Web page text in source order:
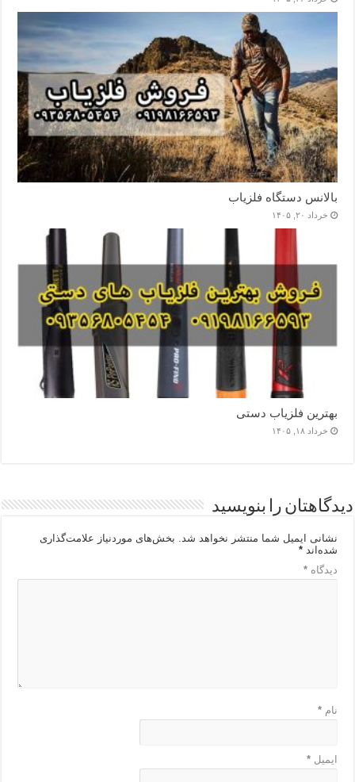
بالانس دستگاه فلزیاب
خرداد ۲۰, ۱۴۰۵
بهترین فلزیاب دستی
خرداد ۱۸, ۱۴۰۵
دیدگاهتان را بنویسید
نشانی ایمیل شما منتشر نخواهد شد. بخش‌های موردنیاز علامت‌گذاری
شده‌اند*
دیدگاه*
نام*
ایمیل*